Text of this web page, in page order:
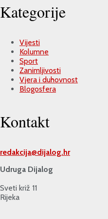
Kategorije
Vijesti
Kolumne
Sport
Zanimljivosti
Vjera i duhovnost
Blogosfera
Kontakt
redakcija@dijalog.hr
Udruga Dijalog
Sveti križ 11
Rijeka